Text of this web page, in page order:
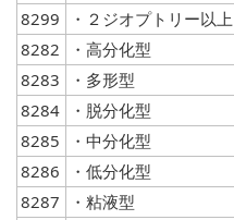
8299
・２ジオプトリー以上
8282
・高分化型
8283
・多形型
8284
・脱分化型
8285
・中分化型
8286
・低分化型
8287
・粘液型